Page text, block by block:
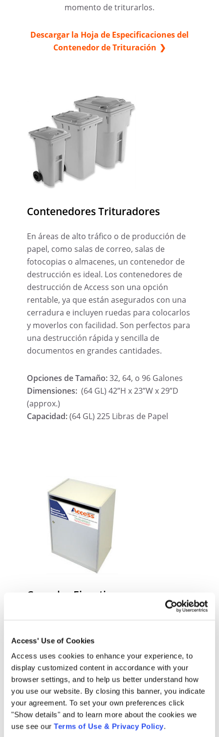
Access' Use of Cookies
Access uses cookies to enhance your experience, to
display customized content in accordance with your
browser settings, and to help us better understand how
you use our website. By closing this banner, you indicate
your agreement. To set your own preferences click
"Show details" and to learn more about the cookies we
use see our Terms of Use & Privacy Policy.
momento de triturarlos.
Descargar la Hoja de Especificaciones del
Contenedor de Trituración
Contenedores Trituradores
En áreas de alto tráfico o de producción de
papel, como salas de correo, salas de
fotocopias o almacenes, un contenedor de
destrucción es ideal. Los contenedores de
destrucción de Access son una opción
rentable, ya que están asegurados con una
cerradura e incluyen ruedas para colocarlos
y moverlos con facilidad. Son perfectos para
una destrucción rápida y sencilla de
documentos en grandes cantidades.
Opciones de Tamaño:32, 64, o 96 Galones
Dimensiones: (64 GL) 42”H x 23”W x 29”D
(approx.)
Capacidad:(64 GL) 225 Libras de Papel
Consolas Ejecutivas
con la mayoría de las decoraciones de
oficina. También ofrece una parte superior
plana que se puede usar para espacio de
almacenamiento adicional. Esto es
particularmente útil para oficinas con un
volumen menor.